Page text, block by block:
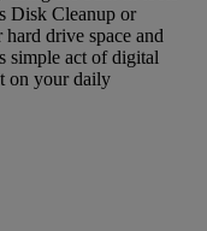
Disk Cleanup or
drive space and
simple act of digital
on your daily